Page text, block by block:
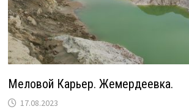
Меловой Карьер. Жемердеевка.
17.08.2023